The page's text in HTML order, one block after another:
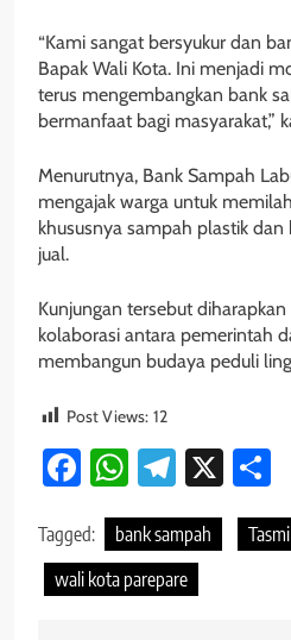
“Kami sangat bersyukur dan
Bapak Wali Kota. Ini menjadi
terus mengembangkan bank
bermanfaat bagi masyarakat,”
Menurutnya, Bank Sampah
mengajak warga untuk
khususnya sampah plastik
jual.
Kunjungan tersebut
kolaborasi antara pemerintah
membangun budaya peduli
Post Views: 12
Facebook
WhatsApp
X
Tagged: bank sampah
wali kota parepare